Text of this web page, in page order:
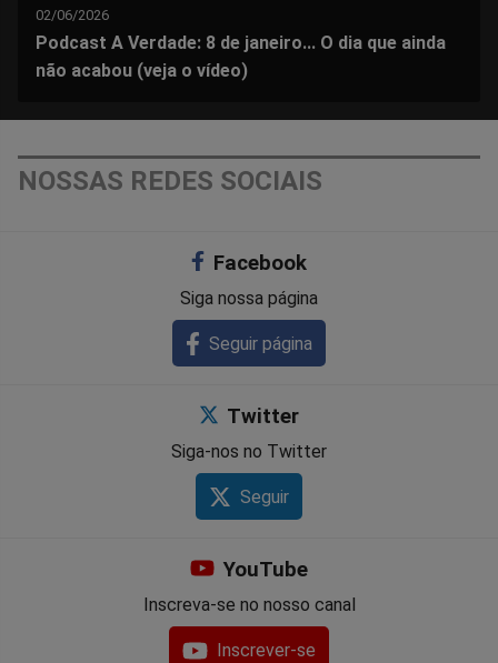
02/06/2026
Podcast A Verdade: 8 de janeiro... O dia que ainda
não acabou (veja o vídeo)
NOSSAS REDES SOCIAIS
Facebook
Siga nossa página
Seguir página
Twitter
Siga-nos no Twitter
Seguir
YouTube
Inscreva-se no nosso canal
Inscrever-se